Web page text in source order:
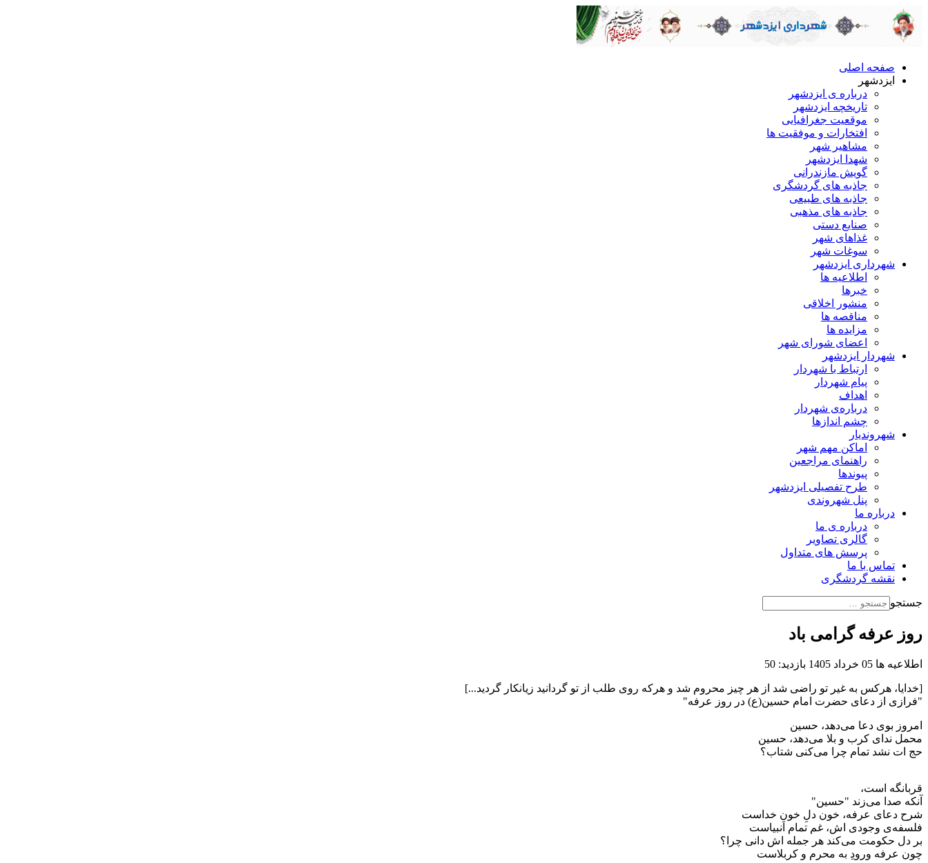
صفحه اصلی
ایزدشهر
درباره ی ایزدشهر
تاریخچه ایزدشهر
موقعیت جغرافیایی
افتخارات و موفقیت ها
مشاهیر شهر
شهدا ایزدشهر
گویش مازندرانی
جاذبه های گردشگری
جاذبه های طبیعی
جاذبه های مذهبی
صنایع دستی
غذاهای شهر
سوغات شهر
شهرداری ایزدشهر
اطلاعیه ها
خبرها
منشور اخلاقی
مناقصه ها
مزایده ها
اعضای شورای شهر
شهردار ایزدشهر
ارتباط با شهردار
پیام شهردار
اهداف
درباره‌ی شهردار
چشم اندازها
شهروندیار
اماکن مهم شهر
راهنمای مراجعین
پیوند‌ها
طرح تفصیلی ایزدشهر
پنل شهروندی
درباره ما
درباره ی ما
گالری تصاویر
پرسش های متداول
تماس با ما
نقشه گردشگری
جستجو
روز عرفه گرامی باد
اطلاعیه ها 05 خرداد 1405 بازدید: 50
[خدایا، هركس به غير تو راضی شد از هر چيز محروم شد و هركه روى طلب از تو گردانيد زيانكار گرديد...]
"فرازی از دعای حضرت امام حسین(ع) در روز عرفه"
امروز بوی دعا می‌دهد، حسین
محمل ندای کرب و بلا می‌دهد، حسین
حج‌ ات نشد تمام چرا می‌کنی شتاب؟
قربانگه است،
آنکه صدا می‌زند "حسین"
شرح دعای عرفه، خون دلِ خونِ خداست
فلسفه‌ی وجودی اش، غم تمام انبیاست
بر دل حکومت می‌کند هر جمله اش دانی چرا؟
چون عرفه ورودِ به محرم و کربلاست